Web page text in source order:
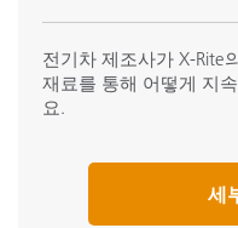
전기차 제조사가 X-Rite
재료를 통해 어떻게 지
요.
세